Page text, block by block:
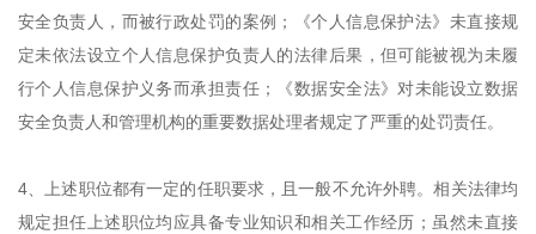
安全负责人，而被行政处罚的案例；《个人信息保护法》未直接规
定未依法设立个人信息保护负责人的法律后果，但可能被视为未履
行个人信息保护义务而承担责任；《数据安全法》对未能设立数据
安全负责人和管理机构的重要数据处理者规定了严重的处罚责任。
4、上述职位都有一定的任职要求，且一般不允许外聘。相关法律均
规定担任上述职位均应具备专业知识和相关工作经历；虽然未直接